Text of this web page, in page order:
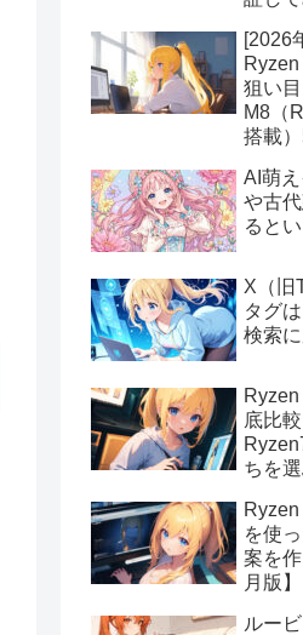
[2026
狙い
M8（
搭載
AI萌
や古
ると
X（旧
タグ
検索
底比
ちを
を使
案を
月版】
ルー